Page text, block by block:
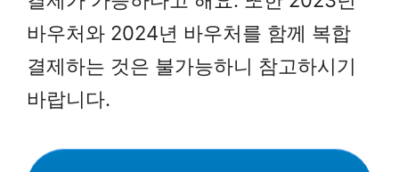
바우처와 2024년 바우처를 함께 복합
결제하는 것은 불가능하니 참고하시기
바랍니다.